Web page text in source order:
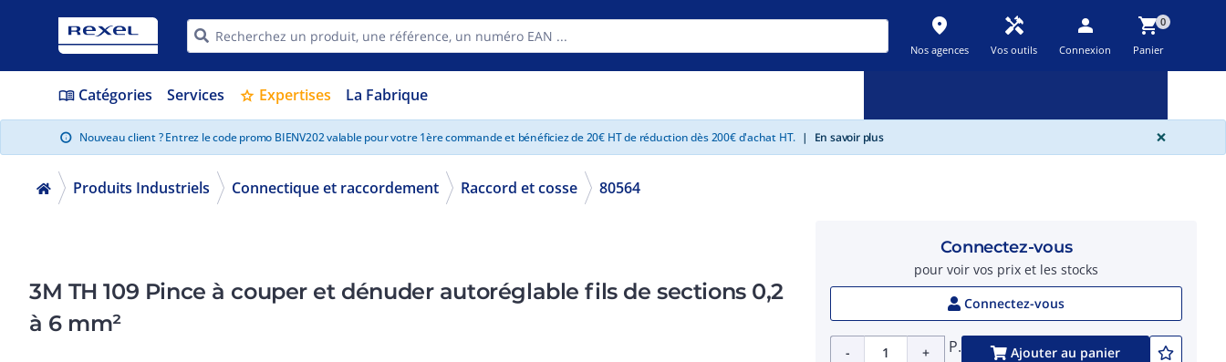
place
Nos agences
handyman
Vos outils
person
Connexion
shopping_cart0
Panier
menu_book Catégories Services star Expertises La Fabrique
info Nouveau client ? Entrez le code promo BIENV202 valable pour votre 1ère commande et bénéficiez de 20€ HT de réduction dès 200€ d'achat HT. | En savoir plus ×
Produits Industriels Connectique et raccordement Raccord et cosse 80564
3M TH 109 Pince à couper et dénuder autoréglable fils de sections 0,2
à 6 mm²
Connectez-vous
pour voir vos prix et les stocks
Connectez-vous
- + P. Ajouter au panier